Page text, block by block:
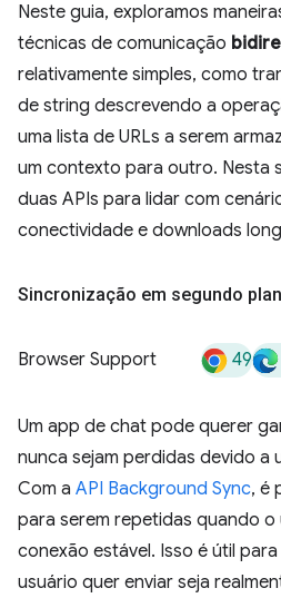
Neste guia, exploramos
técnicas de comunicação
relativamente simples, como
de string descrevendo a
uma lista de URLs a serem
um contexto para outro. Nesta
duas APIs para lidar com
conectividade e downloads
Sincronização em segundo
Browser Support 49
Um app de chat pode querer
nunca sejam perdidas devido a
Com a API Background Sync, é
para serem repetidas quando o
conexão estável. Isso é útil
usuário quer enviar seja